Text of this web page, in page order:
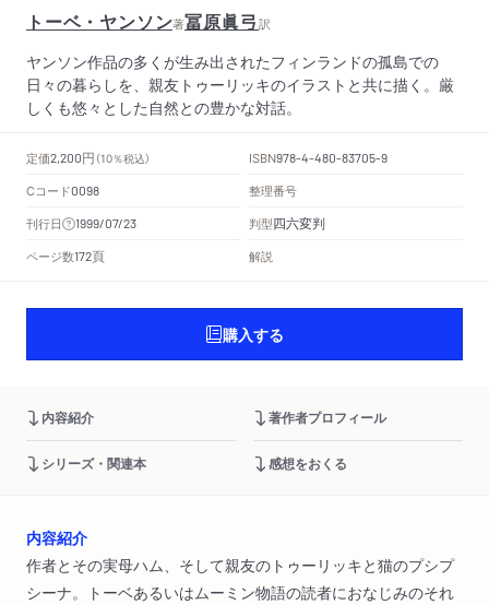
トーベ・ヤンソン著冨原眞弓訳
ヤンソン作品の多くが生み出されたフィンランドの孤島での
日々の暮らしを、親友トゥーリッキのイラストと共に描く。厳
しくも悠々とした自然との豊かな対話。
定価2,200円 （10％税込） ISBN978-4-480-83705-9
Cコード0098
整理番号
刊行日
1999/07/23 判型四六変判
ページ数172頁 解説
購入する
内容紹介 著作者プロフィール
シリーズ・関連本 感想をおくる
内容紹介
作者とその実母ハム、そして親友のトゥーリッキと猫のプシプ
シーナ。トーベあるいはムーミン物語の読者におなじみのそれ